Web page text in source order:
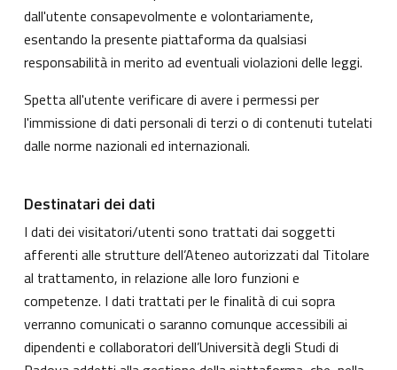
dall'utente consapevolmente e volontariamente,
esentando la presente piattaforma da qualsiasi
responsabilità in merito ad eventuali violazioni delle leggi.
Spetta all'utente verificare di avere i permessi per
l'immissione di dati personali di terzi o di contenuti tutelati
dalle norme nazionali ed internazionali.
Destinatari dei dati
I dati dei visitatori/utenti sono trattati dai soggetti
afferenti alle strutture dell’Ateneo autorizzati dal Titolare
al trattamento, in relazione alle loro funzioni e
competenze. I dati trattati per le finalità di cui sopra
verranno comunicati o saranno comunque accessibili ai
dipendenti e collaboratori dell’Università degli Studi di